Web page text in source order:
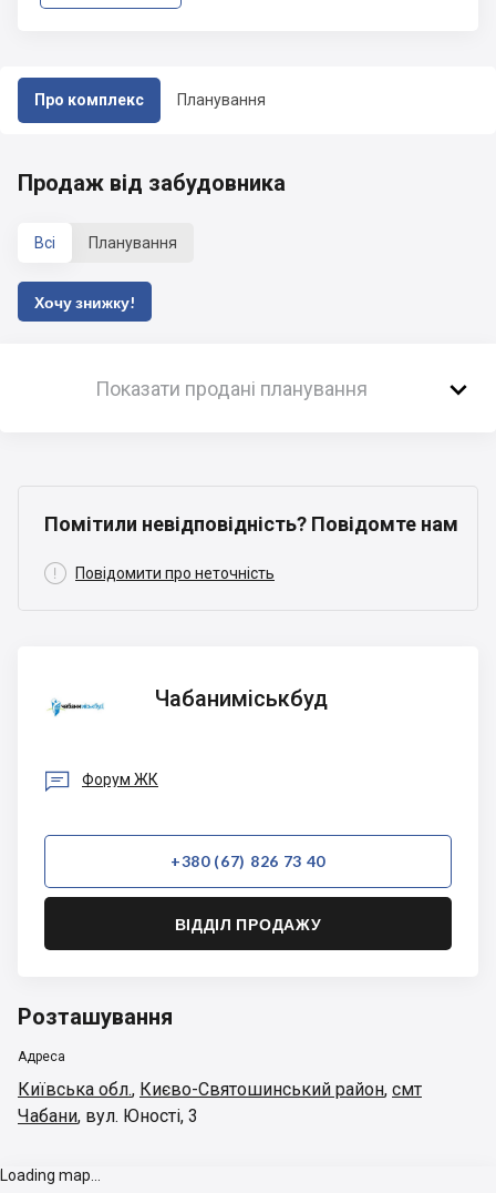
Про комплекс Планування
Продаж від забудовника
Всі Планування
Хочу знижку!
Показати продані планування 
Помітили невідповідність? Повідомте нам
 Повідомити про неточність
Чабаниміськбуд
 Форум ЖК
+380 (67) 826 73 40
ВІДДІЛ ПРОДАЖУ
Розташування
Адреса
Київська обл., Києво-Святошинський район, смт
Чабани, вул. Юності, 3
Loading map...